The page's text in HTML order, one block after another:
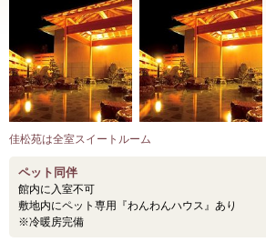
佳松苑は全室スイートルーム
ペット同伴
館内に入室不可
敷地内にペット専用『わんわんハウス』あり
※冷暖房完備